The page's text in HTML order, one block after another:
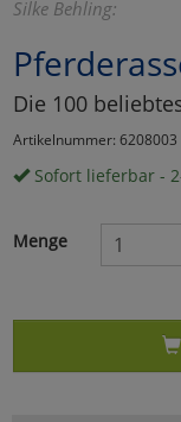
Silke Behling:
Die 100
Artikelnummer: 6208003
Sofort lieferbar -
Menge
Umfragetools